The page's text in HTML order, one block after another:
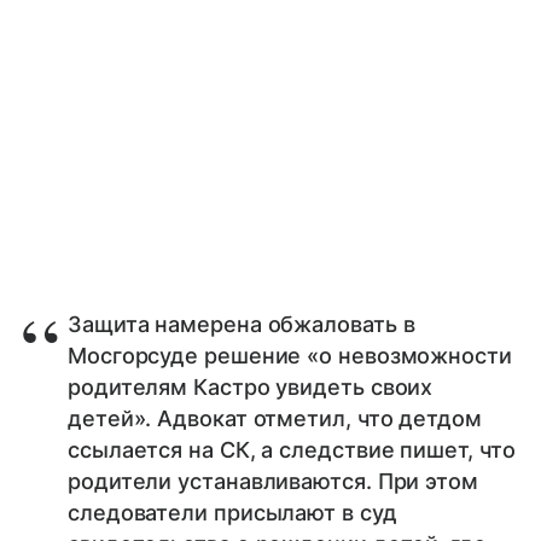
Защита намерена обжаловать в
Мосгорсуде решение «о невозможности
родителям Кастро увидеть своих
детей». Адвокат отметил, что детдом
ссылается на СК, а следствие пишет, что
родители устанавливаются. При этом
следователи присылают в суд